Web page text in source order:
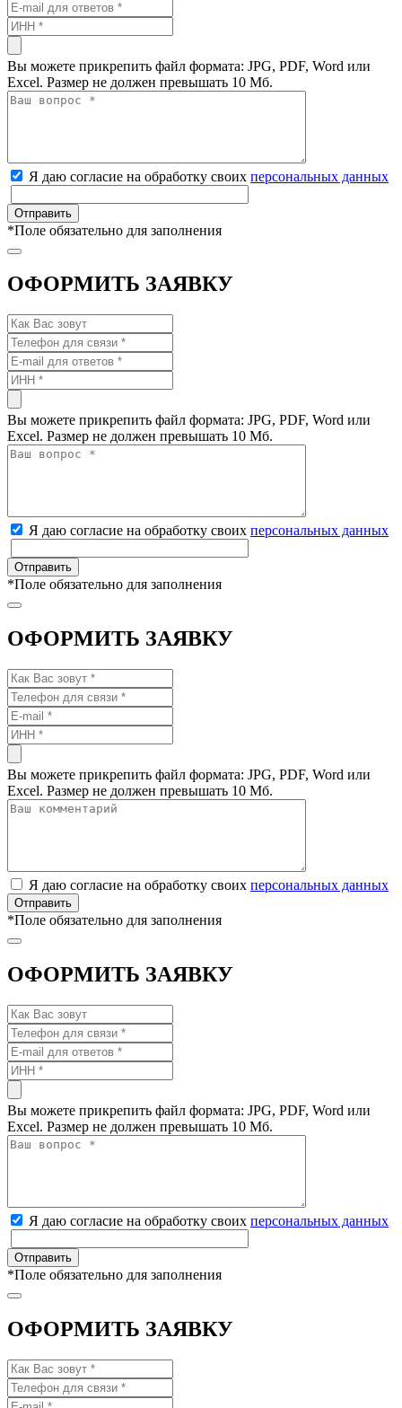
Вы можете прикрепить файл формата: JPG, PDF, Word или
Excel. Размер не должен превышать 10 Мб.
Я даю согласие на обработку своих персональных данных
*Поле обязательно для заполнения
ОФОРМИТЬ ЗАЯВКУ
Вы можете прикрепить файл формата: JPG, PDF, Word или
Excel. Размер не должен превышать 10 Мб.
Я даю согласие на обработку своих персональных данных
*Поле обязательно для заполнения
ОФОРМИТЬ ЗАЯВКУ
Вы можете прикрепить файл формата: JPG, PDF, Word или
Excel. Размер не должен превышать 10 Мб.
Я даю согласие на обработку своих персональных данных
*Поле обязательно для заполнения
ОФОРМИТЬ ЗАЯВКУ
Вы можете прикрепить файл формата: JPG, PDF, Word или
Excel. Размер не должен превышать 10 Мб.
Я даю согласие на обработку своих персональных данных
*Поле обязательно для заполнения
ОФОРМИТЬ ЗАЯВКУ